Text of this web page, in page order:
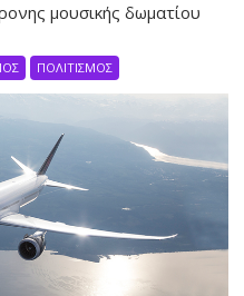
μουσικής δωματίου
ΠΟΛΙΤΙΣΜΟΣ